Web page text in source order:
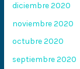
diciembre 2020
noviembre 2020
octubre 2020
septiembre 2020